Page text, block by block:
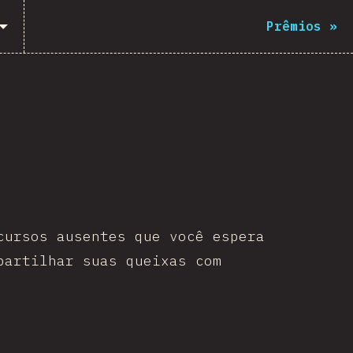
Prêmios »
ausentes que você espera
suas queixas com